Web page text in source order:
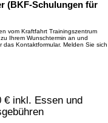
(BKF-Schulungen für
vom Kraftfahrt Trainingszentrum
Ihrem Wunschtermin an und
Kontaktformular. Melden Sie sich
€ inkl. Essen und